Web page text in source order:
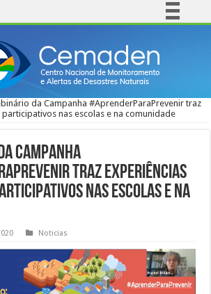
Comunica BR
Participe
Acesso à informação
Legislação
da Campanha #AprenderParaPrevenir traz
nas escolas e na comunidade
Campanha
traz experiências
nas escolas e na
Noticias